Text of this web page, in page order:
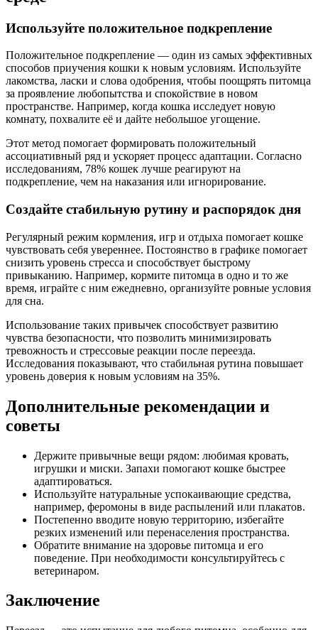
Используйте положительное подкрепление
Положительное подкрепление — один из самых эффективных
способов приучения кошки к новым условиям. Используйте
лакомства, ласки и слова одобрения, чтобы поощрять питомца
за проявление любопытства и спокойствие в новом
пространстве. Например, когда кошка исследует новую
комнату, похвалите её и дайте небольшое угощение.
Этот метод помогает формировать положительный
ассоциативный ряд и ускоряет процесс адаптации. Согласно
исследованиям, 78% кошек лучше реагируют на
подкрепление, чем на наказания или игнорирование.
Создайте стабильную рутину и распорядок дня
Регулярный режим кормления, игр и отдыха помогает кошке
чувствовать себя увереннее. Постоянство в графике помогает
снизить уровень стресса и способствует быстрому
привыканию. Например, кормите питомца в одно и то же
время, играйте с ним ежедневно, организуйте ровные условия
для сна.
Использование таких привычек способствует развитию
чувства безопасности, что позволить минимизировать
тревожность и стрессовые реакции после переезда.
Исследования показывают, что стабильная рутина повышает
уровень доверия к новым условиям на 35%.
Дополнительные рекомендации и
советы
Держите привычные вещи рядом: любимая кровать,
игрушки и миски. Запахи помогают кошке быстрее
адаптироваться.
Используйте натуральные успокаивающие средства,
например, феромоны в виде распылений или плакатов.
Постепенно вводите новую территорию, избегайте
резких изменений или перенаселения пространства.
Обратите внимание на здоровье питомца и его
поведение. При необходимости консультируйтесь с
ветеринаром.
Заключение